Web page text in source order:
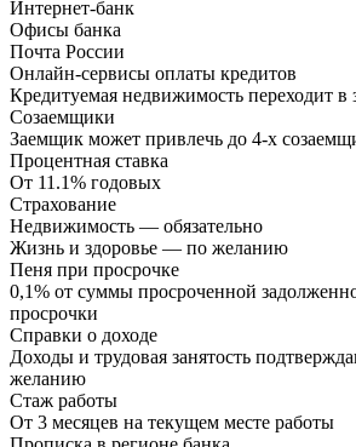
Интернет-банк
Офисы банка
Почта России
Онлайн-сервисы оплаты кредитов
Кредитуемая недвижимость переходит в
Созаемщики
Заемщик может привлечь до 4-х
Процентная ставка
От 11.1% годовых
Страхование
Недвижимость — обязательно
Жизнь и здоровье — по желанию
Пеня при просрочке
0,1% от суммы просроченной
просрочки
Справки о доходе
Доходы и трудовая занятость
желанию
Стаж работы
От 3 месяцев на текущем месте работы